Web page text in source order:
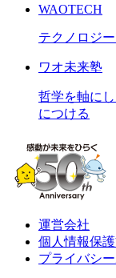
WAOTECH
テクノロジ
ワオ未来塾
哲学を軸に
につける
運営会社
個人情報保
プライバシ